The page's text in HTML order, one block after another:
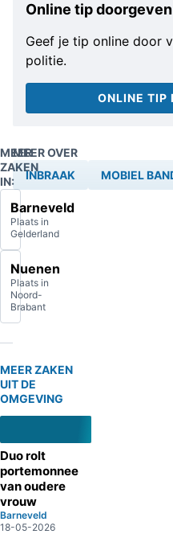
Online tip doorgeven
Geef je tip online door
politie.
ONLINE TIP
MEER
ZAKEN
IN:
Barneveld
Plaats in
Gelderland
Nuenen
Plaats in
Noord-
Brabant
MEER OVER
INBRAAK
MOBIEL
MEER ZAKEN
UIT DE
OMGEVING
Duo rolt
portemonnee
van oudere
vrouw
Barneveld
18-05-2026